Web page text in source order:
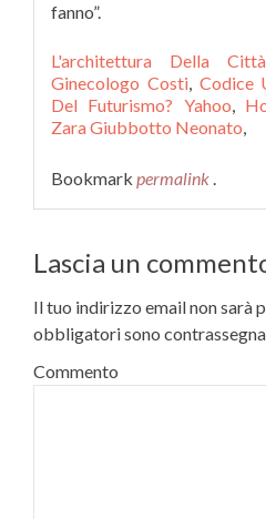
L'architettura Della
Ginecologo Costi, Codice
Del Futurismo? Yahoo,
Zara Giubbotto Neonato,
Bookmark permalink .
Lascia un
Il tuo indirizzo email non sarà
obbligatori sono
Commento